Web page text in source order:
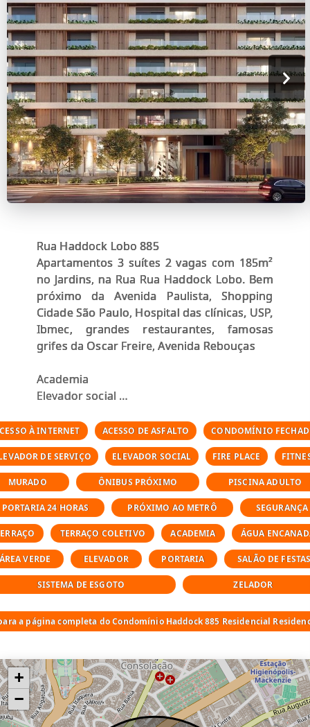
Rua Haddock Lobo 885
Apartamentos 3 suítes 2 vagas com 185m²
no Jardins, na Rua Rua Haddock Lobo. Bem
próximo da Avenida Paulista, Shopping
Cidade São Paulo, Hospital das clínicas, USP,
Ibmec, grandes restaurantes, famosas
grifes da Oscar Freire, Avenida Rebouças
Academia
Elevador social
Fire place
Lavanderia
Piscina adulto
Piscina infantil
Portaria
Salão de festas
Sauna
Segurança
Spa
Terraço coletivo
À INTERNET ACESSO DE ASFALTO CONDOMÍNIO
DE SERVIÇO ELEVADOR SOCIAL FIRE PLACE
MURADO ÔNIBUS PRÓXIMO PISCINA ADULTO
PORTARIA 24 HORAS PRÓXIMO AO METRÔ SEGURANÇA
TERRAÇO COLETIVO ACADEMIA ÁGUA
VERDE ELEVADOR PORTARIA SALÃO DE
SISTEMA DE ESGOTO ZELADOR
a página completa do Condomínio Haddock 885 Residencial
+
−